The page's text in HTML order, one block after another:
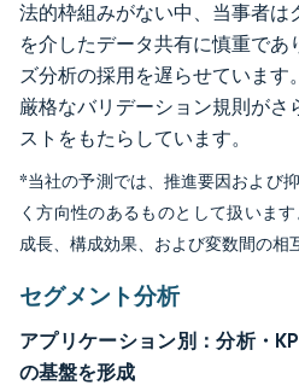
法的枠組みがない中、当事者は
を介したデータ共有に慎重であ
ズ分析の採用を遅らせています
厳格なバリデーション規則がさ
ストをもたらしています。
*当社の予測では、推進要因および
く方向性のあるものとして扱いま
成長、構成効果、および変数間の相
セグメント分析
アプリケーション別：分析・
の基盤を形成